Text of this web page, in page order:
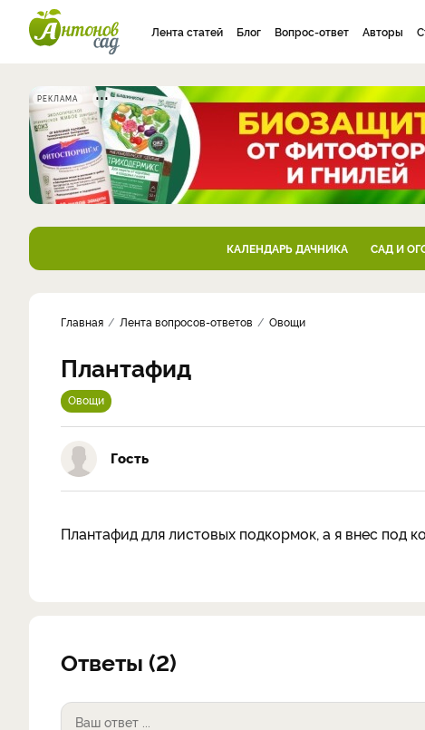
Лента статей Блог Вопрос-ответ Авторы
РЕКЛАМА
КАЛЕНДАРЬ ДАЧНИКА САД И
Главная Лента вопросов-ответов Овощи
Плантафид
Овощи
Гость
Плантафид для листовых подкормок, а я внес под
Ответы (2)